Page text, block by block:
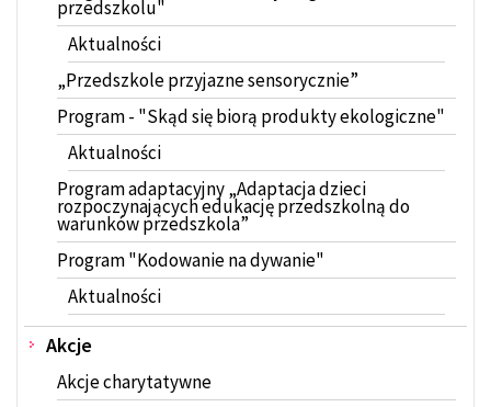
przedszkolu"
Aktualności
„Przedszkole przyjazne sensorycznie”
Program - "Skąd się biorą produkty ekologiczne"
Aktualności
Program adaptacyjny „Adaptacja dzieci
rozpoczynających edukację przedszkolną do
warunków przedszkola”
Program "Kodowanie na dywanie"
Aktualności
Akcje
Akcje charytatywne